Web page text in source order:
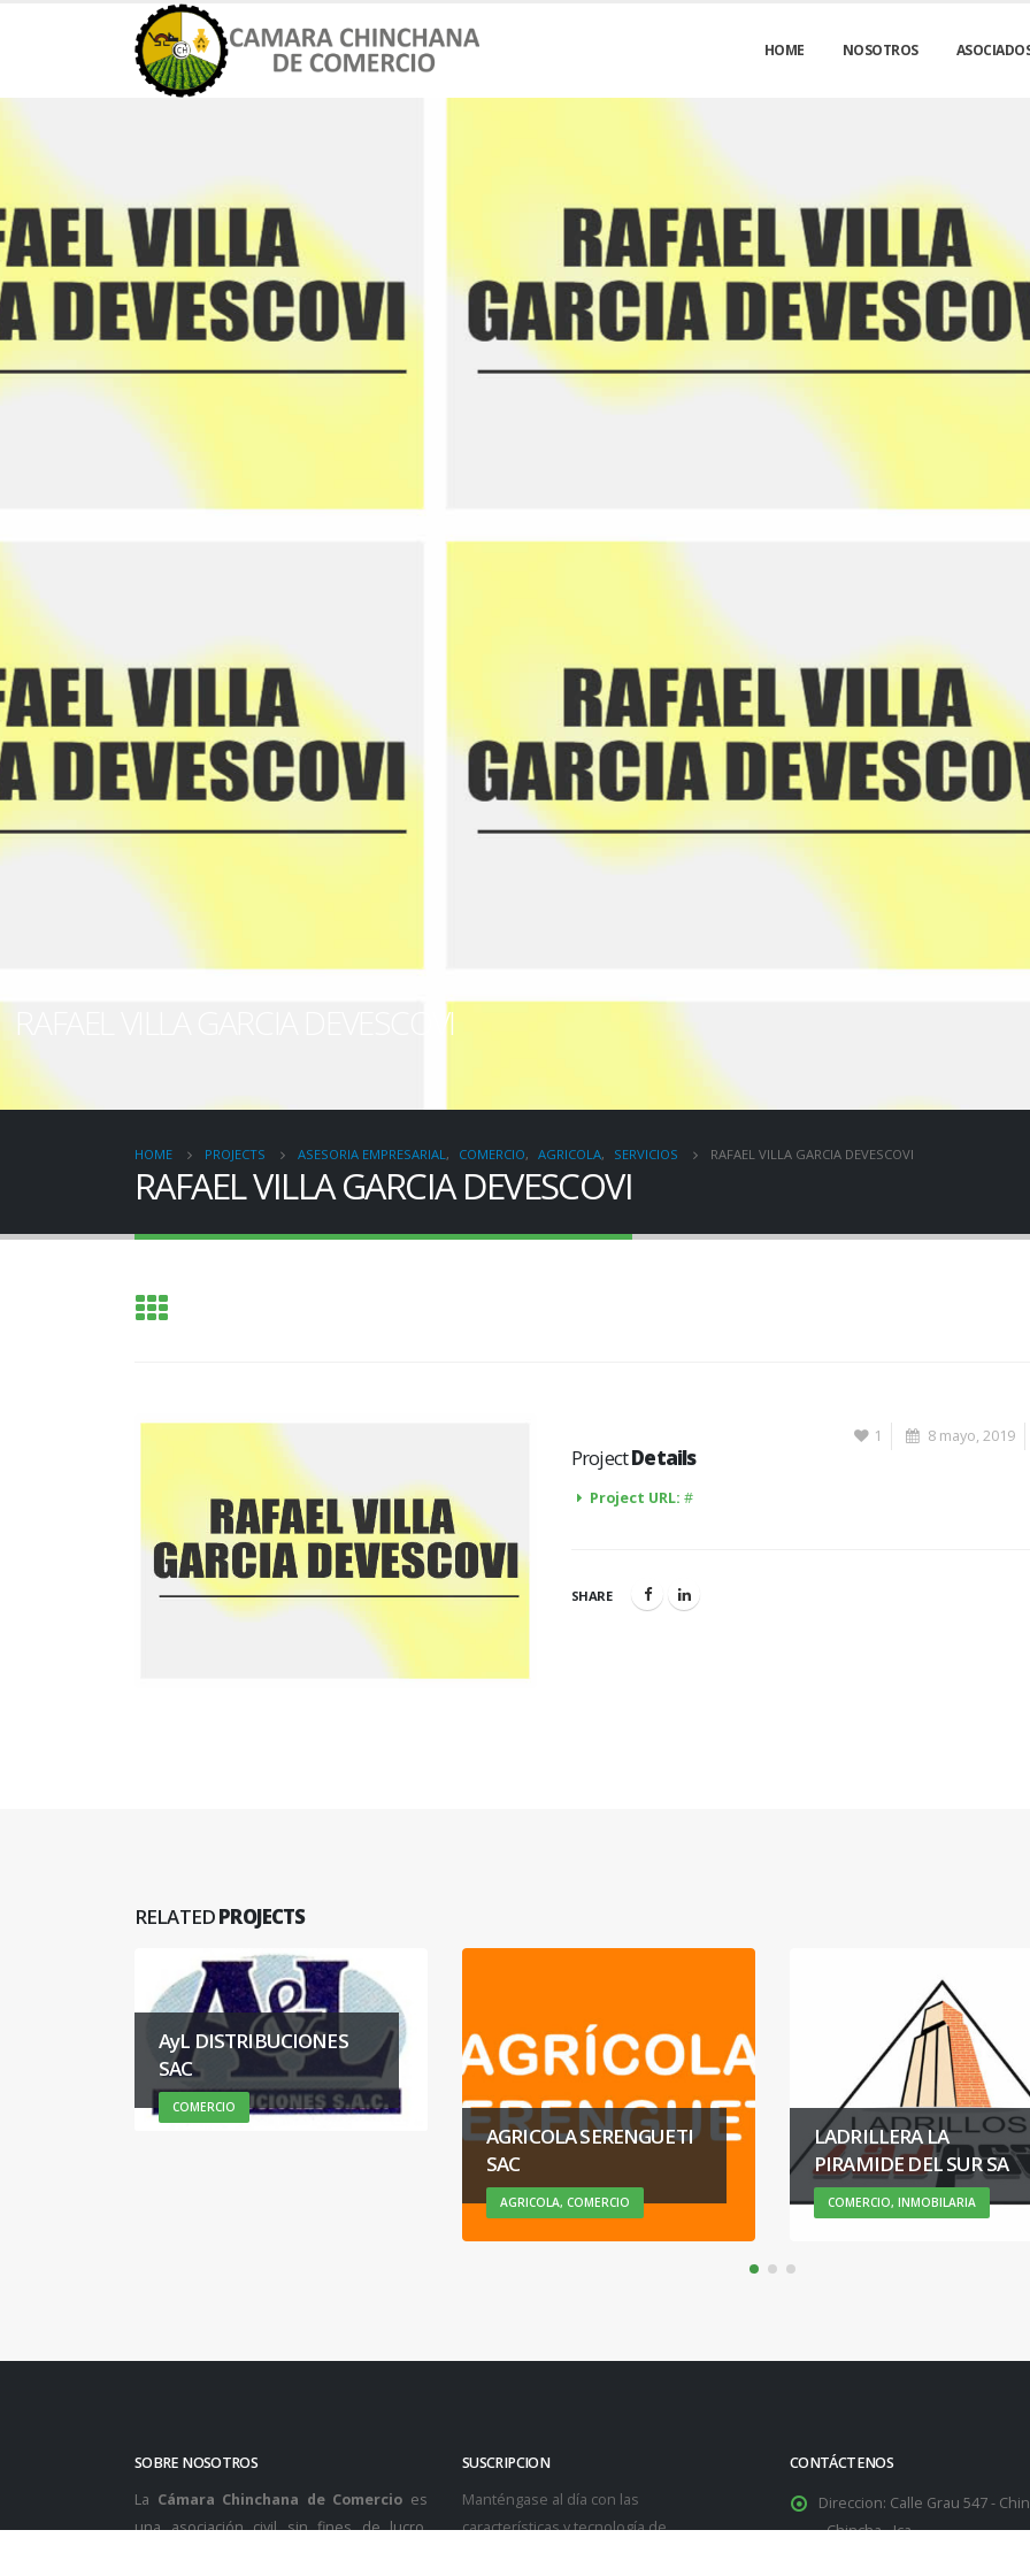
HOME NOSOTROS
RAFAEL VILLA GARCIA DEVESCOVI
HOME PROJECTS ASESORIA EMPRESARIAL, COMERCIO, AGRICOLA, SERVICIOS RAFAEL VILLA GARCIA DEVESCOVI
RAFAEL VILLA GARCIA DEVESCOVI
1 8 mayo, 2019
ProjectDetails
Project URL: #
SHARE
RELATEDPROJECTS
LADRILLERA LA
PIRAMIDE DEL SUR SA
COMERCIO, INMOBILARIA
E&M ASESORIA Y
CONSULTORIA
EMPRESARIAL SAC
ASESORIA EMPRESARIAL,
SERVICIOS
SOBRE NOSOTROS
La Cámara Chinchana de Comercio es
una asociación civil sin fines de lucro,
SUSCRIPCION
Manténgase al día con las
características y tecnología de
CONTÁCTENOS
Direccion: Calle Grau 547 -
- Chincha - Ica